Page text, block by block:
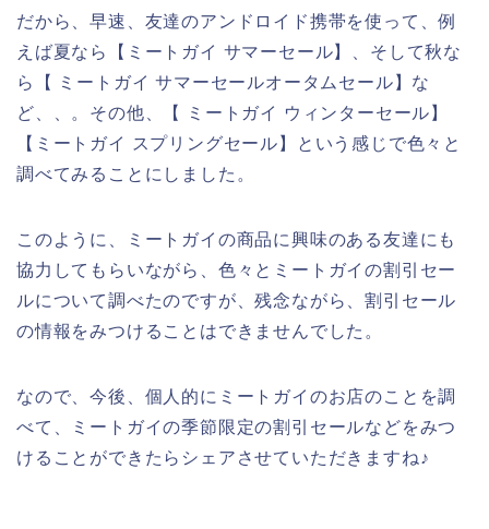
だから、早速、友達のアンドロイド携帯を使って、例
えば夏なら【ミートガイ サマーセール】、そして秋な
ら【 ミートガイ サマーセールオータムセール】な
ど、、。その他、【 ミートガイ ウィンターセール】
【ミートガイ スプリングセール】という感じで色々と
調べてみることにしました。
このように、ミートガイの商品に興味のある友達にも
協力してもらいながら、色々とミートガイの割引セー
ルについて調べたのですが、残念ながら、割引セール
の情報をみつけることはできませんでした。
なので、今後、個人的にミートガイのお店のことを調
べて、ミートガイの季節限定の割引セールなどをみつ
けることができたらシェアさせていただきますね♪